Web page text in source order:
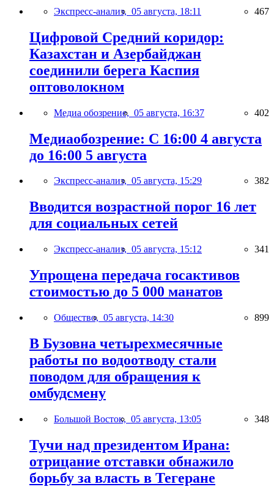
Экспресс-анализ, 05 августа, 18:11 467
Цифровой Средний коридор:
Казахстан и Азербайджан
соединили берега Каспия
оптоволокном
Медиа обозрение, 05 августа, 16:37 402
Медиаобозрение: С 16:00 4 августа
до 16:00 5 августа
Экспресс-анализ, 05 августа, 15:29 382
Вводится возрастной порог 16 лет
для социальных сетей
Экспресс-анализ, 05 августа, 15:12 341
Упрощена передача госактивов
стоимостью до 5 000 манатов
Общество, 05 августа, 14:30 899
В Бузовна четырехмесячные
работы по водоотводу стали
поводом для обращения к
омбудсмену
Большой Восток, 05 августа, 13:05 348
Тучи над президентом Ирана:
отрицание отставки обнажило
борьбу за власть в Тегеране